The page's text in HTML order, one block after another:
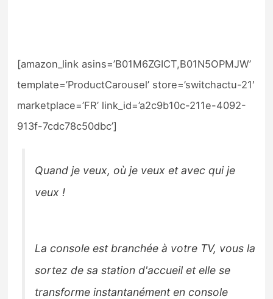
[amazon_link asins=’B01M6ZGICT,B01N5OPMJW’
template=’ProductCarousel’ store=’switchactu-21′
marketplace=’FR’ link_id=’a2c9b10c-211e-4092-
913f-7cdc78c50dbc’]
Quand je veux, où je veux et avec qui je
veux !
La console est branchée à votre TV, vous la
sortez de sa station d'accueil et elle se
transforme instantanément en console